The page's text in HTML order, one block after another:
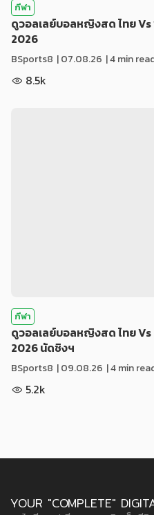
กีฬา
ดูวอลเลย์บอลหญิงสด ไทย
2026
BSports8 |07.08.26 | 4 min
8.5k
กีฬา
ดูวอลเลย์บอลหญิงสด ไทย Vs
2026 นัดชิงฯ
BSports8 |09.08.26 | 4 min
5.2k
YOUR "COMPLETE"